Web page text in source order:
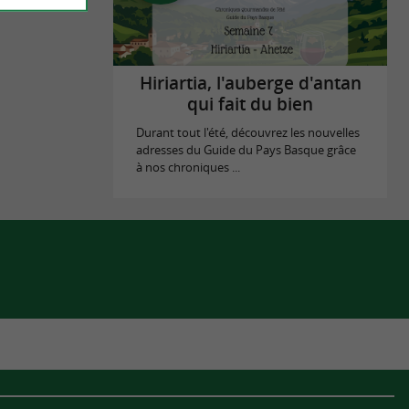
Hiriartia, l'auberge d'antan
qui fait du bien
Durant tout l'été, découvrez les nouvelles
adresses du Guide du Pays Basque grâce
à nos chroniques ...